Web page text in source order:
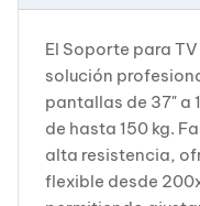
Cableado
Fuentes de Poder
Enfriamiento para
Soportes y Paneles
Sistemas Operativos
Servidores
Soportes de Datos
Ultrium
El Soporte para
solución
pantallas de 37" a
de hasta 150 kg.
alta resistencia,
flexible desde